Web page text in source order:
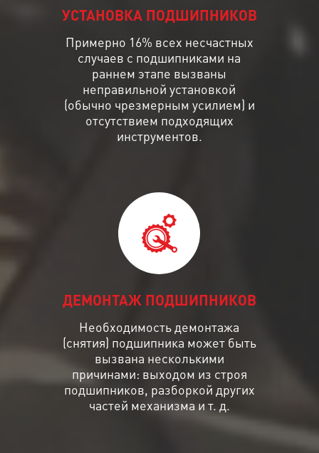
УСТАНОВКА ПОДШИПНИКОВ
Примерно 16% всех несчастных
случаев с подшипниками на
раннем этапе вызваны
неправильной установкой
(обычно чрезмерным усилием) и
отсутствием подходящих
инструментов.
ДЕМОНТАЖ ПОДШИПНИКОВ
Необходимость демонтажа
(снятия) подшипника может быть
вызвана несколькими
причинами: выходом из строя
подшипников, разборкой других
частей механизма и т. д.